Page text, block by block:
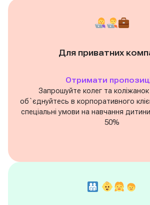
Для приватних
Отримати
Запрошуйте колег та
об`єднуйтесь в корпоративного
спеціальні умови на навчання
50%